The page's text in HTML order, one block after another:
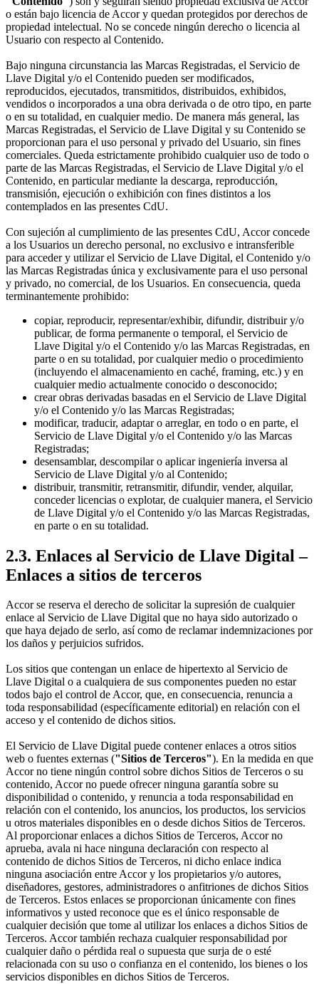
o están bajo licencia de Accor y quedan protegidos por derechos de
propiedad intelectual. No se concede ningún derecho o licencia al
Usuario con respecto al Contenido.
Bajo ninguna circunstancia las Marcas Registradas, el Servicio de
Llave Digital y/o el Contenido pueden ser modificados,
reproducidos, ejecutados, transmitidos, distribuidos, exhibidos,
vendidos o incorporados a una obra derivada o de otro tipo, en parte
o en su totalidad, en cualquier medio. De manera más general, las
Marcas Registradas, el Servicio de Llave Digital y su Contenido se
proporcionan para el uso personal y privado del Usuario, sin fines
comerciales. Queda estrictamente prohibido cualquier uso de todo o
parte de las Marcas Registradas, el Servicio de Llave Digital y/o el
Contenido, en particular mediante la descarga, reproducción,
transmisión, ejecución o exhibición con fines distintos a los
contemplados en las presentes CdU.
Con sujeción al cumplimiento de las presentes CdU, Accor concede
a los Usuarios un derecho personal, no exclusivo e intransferible
para acceder y utilizar el Servicio de Llave Digital, el Contenido y/o
las Marcas Registradas única y exclusivamente para el uso personal
y privado, no comercial, de los Usuarios. En consecuencia, queda
terminantemente prohibido:
copiar, reproducir, representar/exhibir, difundir, distribuir y/o
publicar, de forma permanente o temporal, el Servicio de
Llave Digital y/o el Contenido y/o las Marcas Registradas, en
parte o en su totalidad, por cualquier medio o procedimiento
(incluyendo el almacenamiento en caché, framing, etc.) y en
cualquier medio actualmente conocido o desconocido;
crear obras derivadas basadas en el Servicio de Llave Digital
y/o el Contenido y/o las Marcas Registradas;
modificar, traducir, adaptar o arreglar, en todo o en parte, el
Servicio de Llave Digital y/o el Contenido y/o las Marcas
Registradas;
desensamblar, descompilar o aplicar ingeniería inversa al
Servicio de Llave Digital y/o al Contenido;
distribuir, transmitir, retransmitir, difundir, vender, alquilar,
conceder licencias o explotar, de cualquier manera, el Servicio
de Llave Digital y/o el Contenido y/o las Marcas Registradas,
en parte o en su totalidad.
2.3. Enlaces al Servicio de Llave Digital –
Enlaces a sitios de terceros
Accor se reserva el derecho de solicitar la supresión de cualquier
enlace al Servicio de Llave Digital que no haya sido autorizado o
que haya dejado de serlo, así como de reclamar indemnizaciones por
los daños y perjuicios sufridos.
Los sitios que contengan un enlace de hipertexto al Servicio de
Llave Digital o a cualquiera de sus componentes pueden no estar
todos bajo el control de Accor, que, en consecuencia, renuncia a
toda responsabilidad (específicamente editorial) en relación con el
acceso y el contenido de dichos sitios.
El Servicio de Llave Digital puede contener enlaces a otros sitios
web o fuentes externas ("Sitios de Terceros"). En la medida en que
Accor no tiene ningún control sobre dichos Sitios de Terceros o su
contenido, Accor no puede ofrecer ninguna garantía sobre su
disponibilidad o contenido, y renuncia a toda responsabilidad en
relación con el contenido, los anuncios, los productos, los servicios
u otros materiales disponibles en o desde dichos Sitios de Terceros.
Al proporcionar enlaces a dichos Sitios de Terceros, Accor no
aprueba, avala ni hace ninguna declaración con respecto al
contenido de dichos Sitios de Terceros, ni dicho enlace indica
ninguna asociación entre Accor y los propietarios y/o autores,
diseñadores, gestores, administradores o anfitriones de dichos Sitios
de Terceros. Estos enlaces se proporcionan únicamente con fines
informativos y usted reconoce que es el único responsable de
cualquier decisión que tome al utilizar los enlaces a dichos Sitios de
Terceros. Accor también rechaza cualquier responsabilidad por
cualquier daño o pérdida real o supuesta que surja de o esté
relacionada con su uso o confianza en el contenido, los bienes o los
servicios disponibles en dichos Sitios de Terceros.